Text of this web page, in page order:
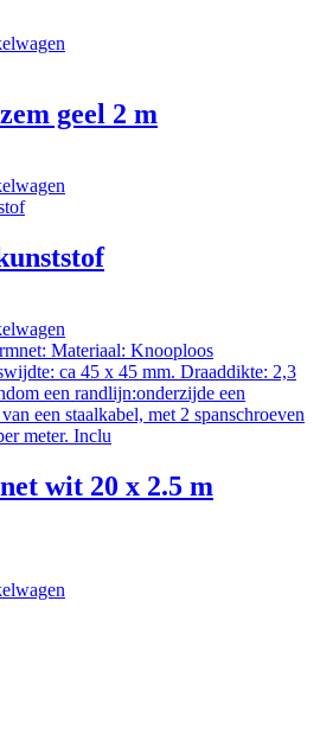
geel 2 m
wit 20 x 2.5 m